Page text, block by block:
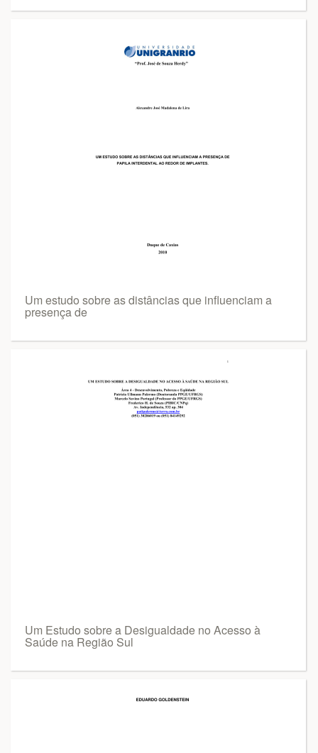
Um estudo sobre as distâncias que influenciam a
presença de
Um Estudo sobre a Desigualdade no Acesso à
Saúde na Região Sul